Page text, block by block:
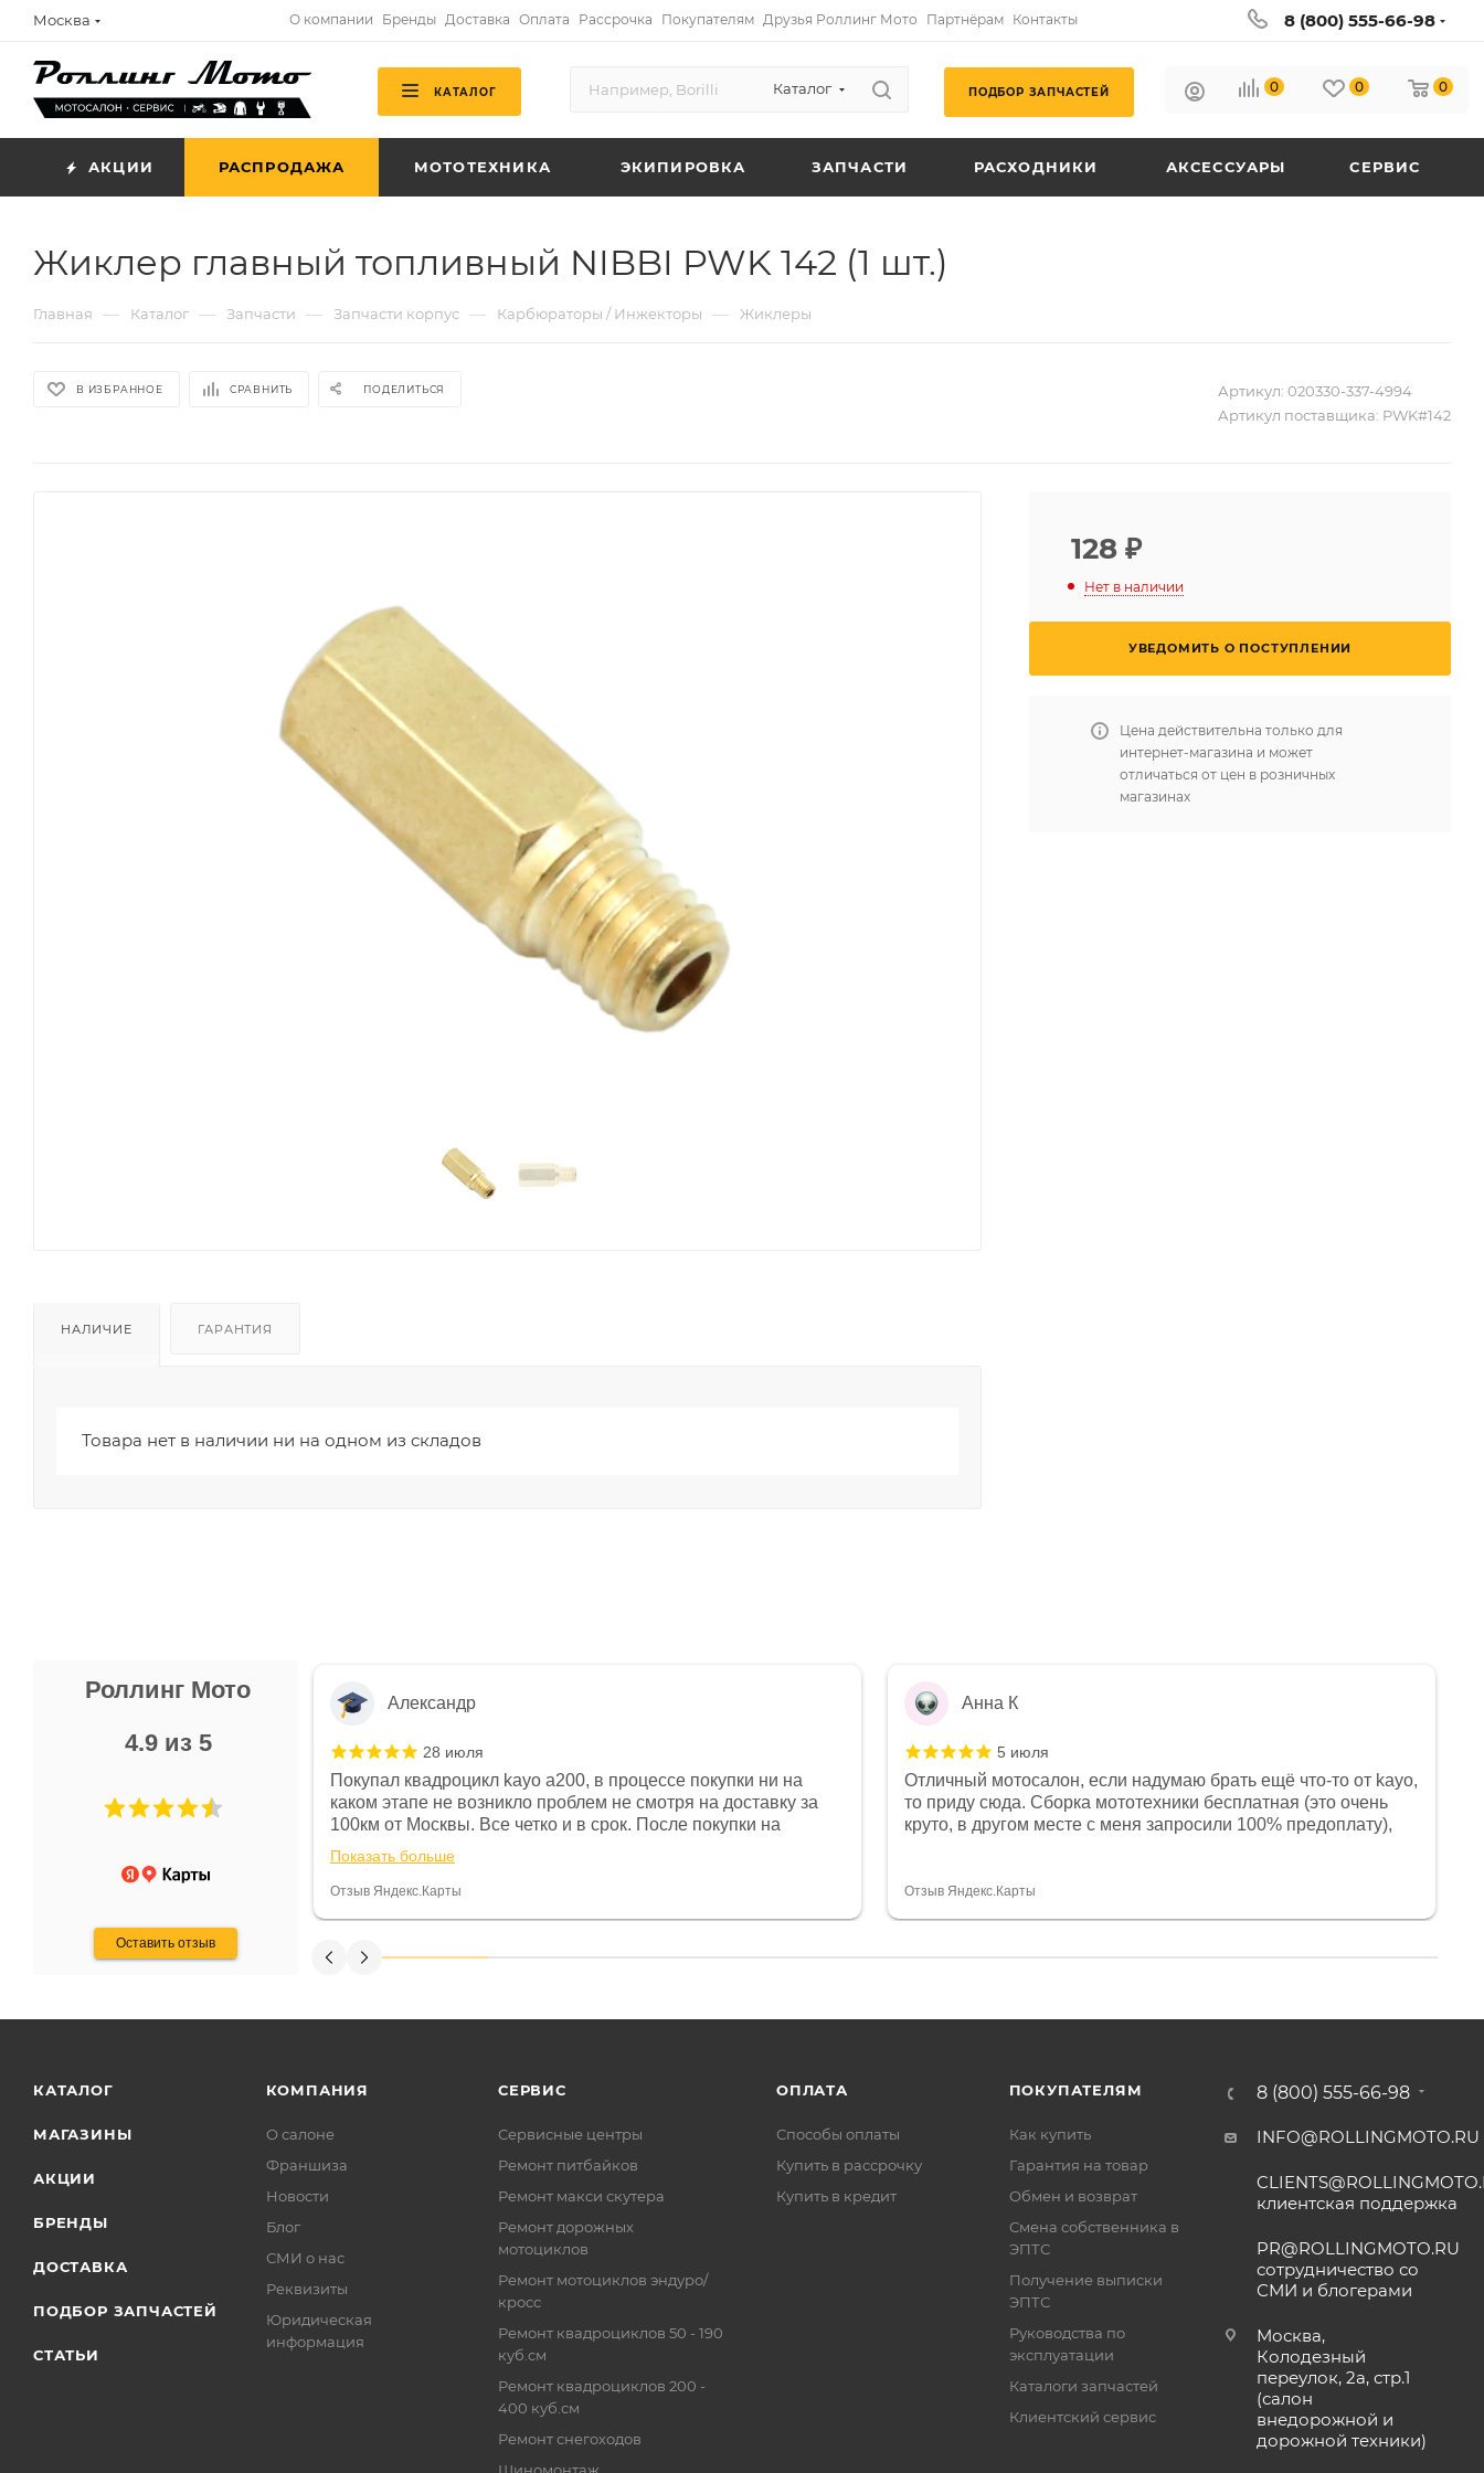
Москва О компании Бренды Доставка Оплата Рассрочка Покупателям Друзья Роллинг Мото Партнёрам Контакты 8 (800) 555-66-98
КАТАЛОГ Каталог ПОДБОР ЗАПЧАСТЕЙ 0 0 0
АКЦИИ РАСПРОДАЖА МОТОТЕХНИКА ЭКИПИРОВКА ЗАПЧАСТИ РАСХОДНИКИ АКСЕССУАРЫ СЕРВИС
Жиклер главный топливный NIBBI PWK 142 (1 шт.)
Главная — Каталог — Запчасти — Запчасти корпус — Карбюраторы / Инжекторы — Жиклеры
В ИЗБРАННОЕ СРАВНИТЬ ПОДЕЛИТЬСЯ Артикул: 020330-337-4994
Артикул поставщика: PWK#142
НАЛИЧИЕ ГАРАНТИЯ
Товара нет в наличии ни на одном из складов
128 ₽
Нет в наличии
УВЕДОМИТЬ О ПОСТУПЛЕНИИ
Цена действительна только для
интернет-магазина и может
отличаться от цен в розничных
магазинах
Роллинг Мото
4.9 из 5
Оставить отзыв
Не понравились условия
и дают только на год)
Александр
28 июля
Покупал квадроцикл kayo a200, в процессе покупки ни на
каком этапе не возникло проблем не смотря на доставку за
100км от Москвы. Все четко и в срок. После покупки на
спидометре всегда был 0, при этом представители магазина
постоянно были на связи и в итоге проблема была решена.
Считаю, что это говорит о небезразличии к клиенту после
Показать больше
Отзыв Яндекс.Карты
Анна К
5 июля
Отличный мотосалон, если надумаю брать ещё что-то от kayo,
то приду сюда. Сборка мототехники бесплатная (это очень
круто, в другом месте с меня запросили 100% предоплату),
спасибо отдельное, всегда на связи, очень детально всё
Отзыв Яндекс.Карты
КАТАЛОГ
МАГАЗИНЫ
АКЦИИ
БРЕНДЫ
ДОСТАВКА
ПОДБОР ЗАПЧАСТЕЙ
СТАТЬИ
КОМПАНИЯ
О салоне
Франшиза
Новости
Блог
СМИ о нас
Реквизиты
Юридическая
информация
СЕРВИС
Сервисные центры
Ремонт питбайков
Ремонт макси скутера
Ремонт дорожных
мотоциклов
Ремонт мотоциклов эндуро/
кросс
Ремонт квадроциклов 50 - 190
куб.см
Ремонт квадроциклов 200 -
400 куб.см
Ремонт снегоходов
ОПЛАТА
Способы оплаты
Купить в рассрочку
Купить в кредит
ПОКУПАТЕЛЯМ
Как купить
Гарантия на товар
Обмен и возврат
Смена собственника в
ЭПТС
Получение выписки
ЭПТС
Руководства по
эксплуатации
Каталоги запчастей
Клиентский сервис
8 (800) 555-66-98
INFO@ROLLINGMOTO.RU
клиентская поддержка
PR@ROLLINGMOTO.RU
сотрудничество со
СМИ и блогерами
Москва,
Колодезный
переулок, 2а, стр.1
(салон
внедорожной и
дорожной техники)